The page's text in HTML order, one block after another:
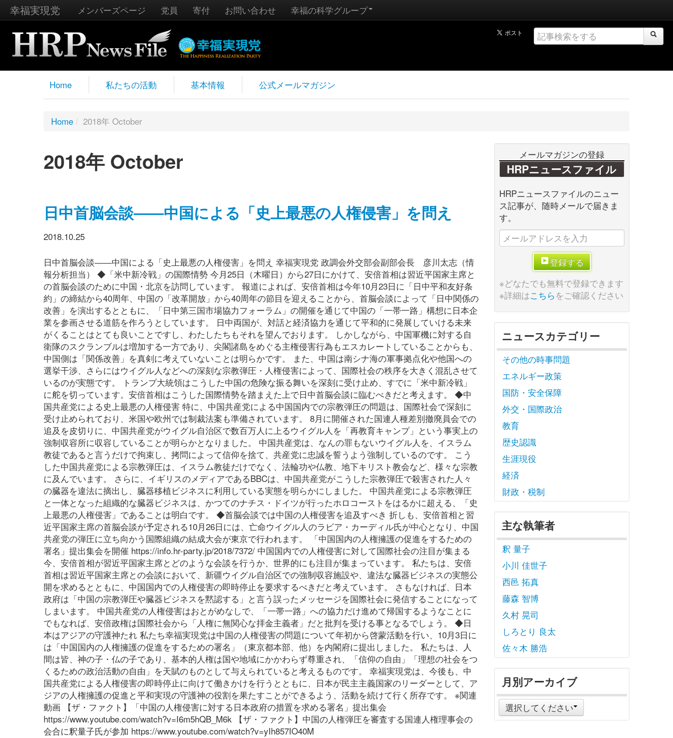
幸福実現党 メンバーズページ 党員 寄付 お問い合わせ 幸福の科学グループ
Home 私たちの活動 基本情報 公式メールマガジン
Home / 2018年 October
2018年 October
日中首脳会談――中国による「史上最悪の人権侵害」を問え
2018.10.25
日中首脳会談――中国による「史上最悪の人権侵害」を問え 幸福実現党 政調会外交部会副部会長 彦川太志（情
報分析担当） ◆「米中新冷戦」の国際情勢 今月25日（木曜日）から27日にかけて、安倍首相は習近平国家主席と
の首脳会談のために中国・北京を訪問しています。 報道によれば、安倍首相は今年10月23日に「日中平和友好条
約」の締結から40周年、中国の「改革開放」から40周年の節目を迎えることから、首脳会談によって「日中関係の
改善」を演出するとともに、「日中第三国市場協力フォーラム」の開催を通じて中国の「一帯一路」構想に日本企
業を参画させる道筋を作ろうとしています。 日中両国が、対話と経済協力を通じて平和的に発展していける未来
がくることはとても良いことですし、わたしたちもそれを望んでおります。 しかしながら、中国軍機に対する自
衛隊のスクランブルは増加する一方であり、尖閣諸島をめぐる主権侵害行為もエスカレートしていることからも、
中国側は「関係改善」を真剣に考えていないことは明らかです。 また、中国は南シナ海の軍事拠点化や他国への
選挙干渉、さらにはウイグル人などへの深刻な宗教弾圧・人権侵害によって、国際社会の秩序を大きく混乱させて
いるのが実態です。 トランプ大統領はこうした中国の危険な振る舞いを深刻に受け止め、すでに「米中新冷戦」
に舵を切っています。安倍首相はこうした国際情勢を踏まえた上で日中首脳会談に臨むべきだと考えます。 ◆中
国共産党による史上最悪の人権侵害 特に、中国共産党による中国国内での宗教弾圧の問題は、国際社会で深刻に
受け止められており、米国や欧州では制裁法案も準備されています。 8月に開催された国連人種差別撤廃員会での
追及を皮切りに、中国共産党がウイグル自治区で数百万人に上るウイグル人を「再教育キャンプ」という事実上の
強制収容所に収容していることが明らかとなりました。 中国共産党は、なんの罪もないウイグル人を、イスラム
教徒であると言うだけで拘束し、拷問によって信仰を捨て、共産党に忠誠を誓うよう強制しているのです。 こう
した中国共産党による宗教弾圧は、イスラム教徒だけでなく、法輪功や仏教、地下キリスト教会など、様々な宗教
に及んでいます。 さらに、イギリスのメディアであるBBCは、中国共産党がこうした宗教弾圧で殺害された人々
の臓器を違法に摘出し、臓器移植ビジネスに利用している実態を明らかにしました。 中国共産党による宗教弾圧
と一体となった組織的な臓器ビジネスは、かつてのナチス・ドイツが行ったホロコーストをはるかに超える、「史
上最悪の人権侵害」であることは明白です。 ◆首脳会談では中国の人権侵害を追及すべき 折しも、安倍首相と習
近平国家主席の首脳会談が予定される10月26日には、亡命ウイグル人のラビア・カーディル氏が中心となり、中国
共産党の弾圧に立ち向かう国際組織の結成大会が東京で行われます。 「中国国内の人権擁護の促進をするための
署名」提出集会を開催 https://info.hr-party.jp/2018/7372/ 中国国内での人権侵害に対して国際社会の注目が集まる
今、安倍首相が習近平国家主席とどのような会談を行うか、世界的にも注目が集まっています。 私たちは、安倍
首相は習近平国家主席との会談において、新疆ウイグル自治区での強制収容施設や、違法な臓器ビジネスの実態公
開を求めるとともに、中国国内での人権侵害の即時停止を要求するべきだと考えています。 さもなければ、日本
政府は「中国の宗教弾圧や臓器ビジネスを黙認する」と言う誤ったメッセージを国際社会に発信することになって
しまいます。 中国共産党の人権侵害はおとがめなしで、「一帯一路」への協力だけ進めて帰国するようなことに
でもなれば、安倍政権は国際社会から「人権に無関心な拝金主義者」だと批判を受ける事となるでしょう。 ◆日
本はアジアの守護神たれ 私たち幸福実現党は中国の人権侵害の問題について年初から啓蒙活動を行い、10月3日に
は「中国国内の人権擁護の促進をするための署名」（東京都本部、他）を内閣府に提出しました。 私たちは、人
間は皆、神の子・仏の子であり、基本的人権は国や地域にかかわらず尊重され、「信仰の自由」「理想の社会をつ
くるための政治活動の自由」を天賦のものとして与えられていると考えるものです。 幸福実現党は、今後も、中
国共産党による人権侵害の即時停止に向けて働きかけを行うとともに、日本が民主主義国家のリーダーとして、ア
ジアの人権擁護の促進と平和実現の守護神の役割を果たすことができるよう、活動を続けて行く所存です。 ※関連
動画 【ザ・ファクト】「中国の人権侵害に対する日本政府の措置を求める署名」提出集会
https://www.youtube.com/watch?v=I6m5hQB_M6k 【ザ・ファクト】中国の人権弾圧を審査する国連人権理事会の
会合に釈量子氏が参加 https://www.youtube.com/watch?v=yIh857IO40M
メールマガジンの登録
HRPニュースファイル
HRPニュースファイルのニュー
ス記事が、随時メールで届きま
す。
登録する
※どなたでも無料で登録できます
※詳細はこちらをご確認ください
ニュースカテゴリー
その他の時事問題
エネルギー政策
国防・安全保障
外交・国際政治
教育
歴史認識
生涯現役
経済
財政・税制
主な執筆者
釈 量子
小川 佳世子
西邑 拓真
藤森 智博
久村 晃司
しろとり 良太
佐々木 勝浩
月別アーカイブ
選択してください